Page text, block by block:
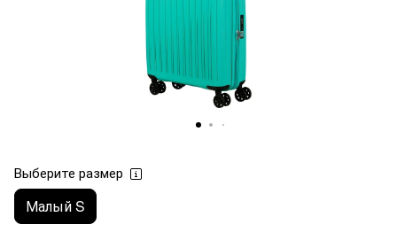
Выберите размер
Малый S